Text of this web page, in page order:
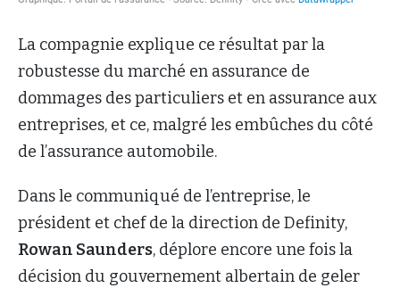
La compagnie explique ce résultat par la
robustesse du marché en assurance de
dommages des particuliers et en assurance aux
entreprises, et ce, malgré les embûches du côté
de l’assurance automobile.
Dans le communiqué de l’entreprise, le
président et chef de la direction de Definity,
Rowan Saunders, déplore encore une fois la
décision du gouvernement albertain de geler